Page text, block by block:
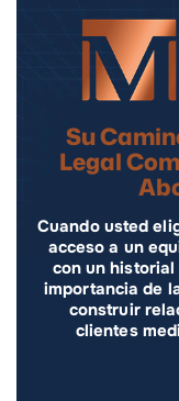
Su
Legal
Cuando usted
acceso a un
con un historial
importancia de
construir
clientes